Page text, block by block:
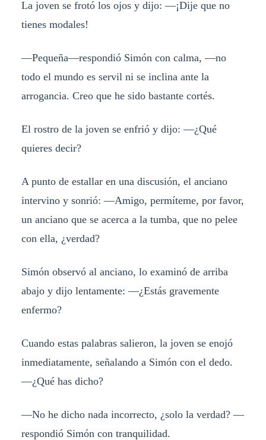
La joven se frotó los ojos y dijo: —¡Dije que no
tienes modales!
—Pequeña—respondió Simón con calma, —no
todo el mundo es servil ni se inclina ante la
arrogancia. Creo que he sido bastante cortés.
El rostro de la joven se enfrió y dijo: —¿Qué
quieres decir?
A punto de estallar en una discusión, el anciano
intervino y sonrió: —Amigo, permíteme, por favor,
un anciano que se acerca a la tumba, que no pelee
con ella, ¿verdad?
Simón observó al anciano, lo examinó de arriba
abajo y dijo lentamente: —¿Estás gravemente
enfermo?
Cuando estas palabras salieron, la joven se enojó
inmediatamente, señalando a Simón con el dedo.
—¿Qué has dicho?
—No he dicho nada incorrecto, ¿solo la verdad? —
respondió Simón con tranquilidad.